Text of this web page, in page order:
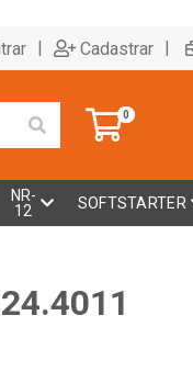
| Cadastrar |
0
NR-
12
SOFTSTARTER